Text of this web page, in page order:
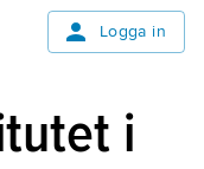
Logga in
i